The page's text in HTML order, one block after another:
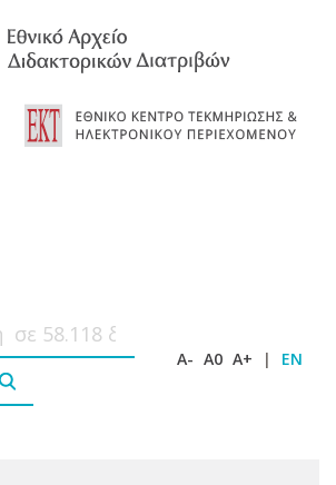
A- A0 A+ | EN